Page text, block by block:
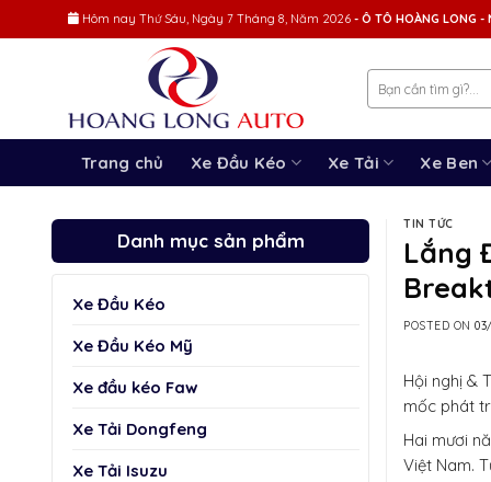
to
Hôm nay Thứ Sáu, Ngày 7 Tháng 8, Năm 2026 - Ô TÔ HOÀNG LONG
Trang chủ Xe Đầu Kéo Xe Tải Xe Ben
Danh mục sản phẩm
Xe Đầu Kéo
Xe Đầu Kéo Mỹ
Xe đầu kéo Faw
Xe Tải Dongfeng
Xe Tải Isuzu
TIN TỨC
Lắng
POSTED ON
Hội nghị &
mốc phát
Hai mươi
Việt Nam.